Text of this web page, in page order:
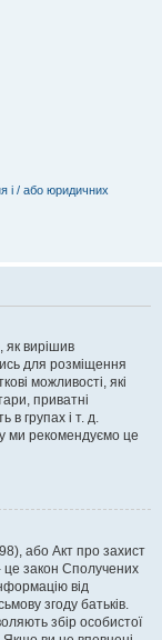
і / або юридичних
як вирішив
для розміщення
можливості, які
приватні
в групах і т. д.
ми рекомендуємо це
або Акт про захист
це закон Сполучених
від
згоду батьків.
збір особистої